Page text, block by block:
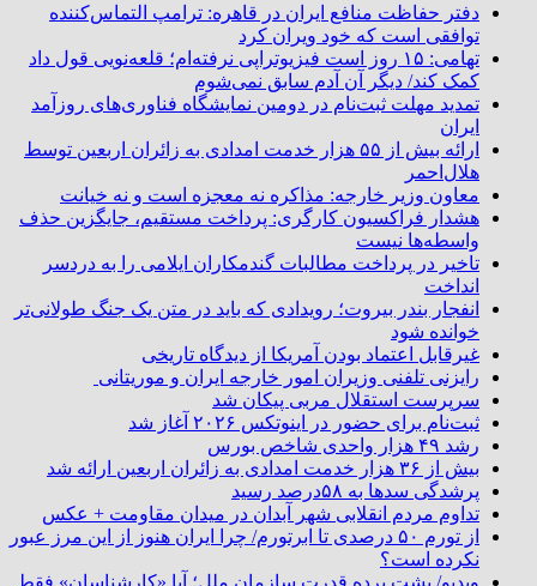
دفتر حفاظت منافع ایران در قاهره: ترامپ التماس‌کننده
توافقی است که خود ویران کرد
تهامی: ۱۵ روز است فیزیوتراپی نرفته‌ام؛ قلعه‌نویی قول داد
کمک کند/ دیگر آن آدم سابق نمی‌شوم
تمدید مهلت ثبت‌نام در دومین نمایشگاه فناوری‌های روزآمد
ایران
ارائه بیش از ۵۵ هزار خدمت امدادی به زائران اربعین توسط
هلال‌احمر
معاون وزیر خارجه: مذاکره نه معجزه است و نه خیانت
هشدار فراکسیون کارگری: پرداخت مستقیم، جایگزین حذف
واسطه‌ها نیست
تاخیر در پرداخت مطالبات گندمکاران ایلامی را به دردسر
انداخت
انفجار بندر بیروت؛ رویدادی که باید در متن یک جنگ طولانی‌تر
خوانده شود
غیرقابل اعتماد بودن آمریکا از دیدگاه تاریخی
رایزنی تلفنی وزیران امور خارجه ایران و موریتانی
سرپرست استقلال مربی پیکان شد
ثبت‌نام برای حضور در اینوتکس ۲۰۲۶ آغاز شد
رشد ۴۹ هزار واحدی شاخص بورس
بیش از ۳۶ هزار خدمت امدادی به زائران اربعین ارائه شد
پرشدگی سدها به ۵۸درصد رسید
تداوم مردم انقلابی شهر آبدان در میدان مقاومت + عکس
از تورم ۵۰ درصدی تا ابرتورم/ چرا ایران هنوز از این مرز عبور
نکرده است؟
ویدیو/ پشت پرده قدرت سازمان ملل؛ آیا «کارشناسان» فقط